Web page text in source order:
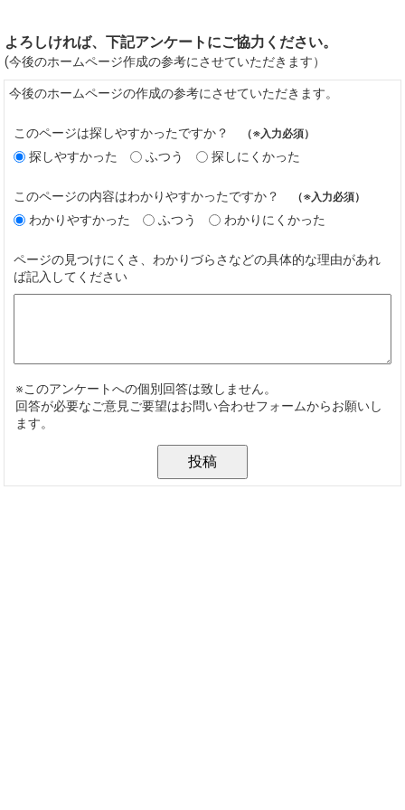
よろしければ、下記アンケートにご協力ください。
(今後のホームページ作成の参考にさせていただきます）
今後のホームページの作成の参考にさせていただきます。
このページは探しやすかったですか？ （※入力必須）
探しやすかった ふつう 探しにくかった
このページの内容はわかりやすかったですか？ （※入力必須）
わかりやすかった ふつう わかりにくかった
ページの見つけにくさ、わかりづらさなどの具体的な理由があれ
ば記入してください
※このアンケートへの個別回答は致しません。
回答が必要なご意見ご要望はお問い合わせフォームからお願いし
ます。